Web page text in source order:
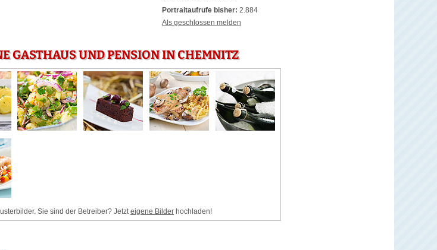
Portraitaufrufe bisher: 2.884
Als geschlossen melden
GASTHAUS UND PENSION IN CHEMNITZ
Sie sind der Betreiber? Jetzteigene Bilder hochladen!